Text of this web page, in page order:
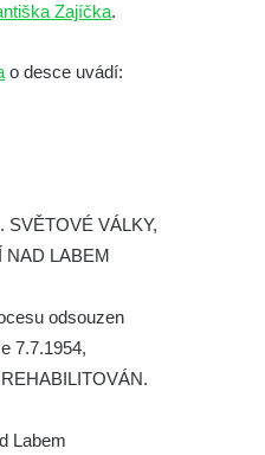
ve
ve
Velešíně
ve Velešíně
na hřbitově
Zajíčka.
o desce uvádí:
SVĚTOVÉ VÁLKY,
NAD LABEM
odsouzen
7.7.1954,
Labem